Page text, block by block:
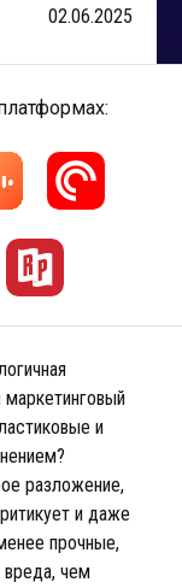
02.06.2025
маркетинговый
и
разложение,
и даже
прочные,
чем